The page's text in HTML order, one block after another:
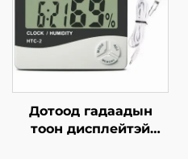
Дотоод гадаадын
тоон дисплейтэй